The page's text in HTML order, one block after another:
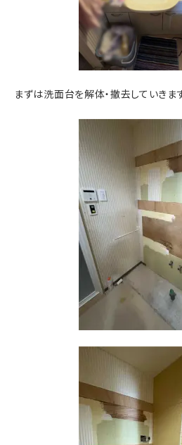
まずは洗面台を解体・撤去していきま